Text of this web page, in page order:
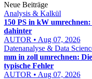
Neue Beiträge
Analysis & Kalkül
150 PS in kW
dahinter
AUTOR • Aug 07, 2026
Datenanalyse & Data
mm in zoll umrechnen:
typische Fehler
AUTOR • Aug 07, 2026